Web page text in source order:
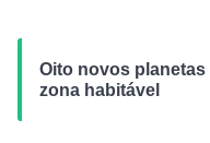
Oito novos planetas
zona habitável